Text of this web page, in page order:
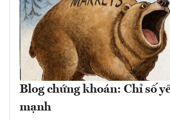
Blog chứng khoán: Chỉ số
mạnh